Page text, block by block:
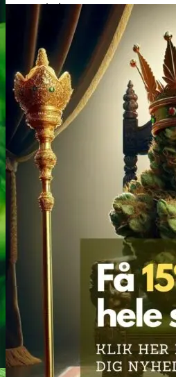
Kokain Tests
Kokain renhedhedstest
Crack renhedhedstest
Kokain blandingsmiddel test
MDMA
MDMA renhedstest
Ecstasy
Ecstasy renhedstest
Heroin
Heroin renhedstest
Badesalte
Badesalte renhedstest